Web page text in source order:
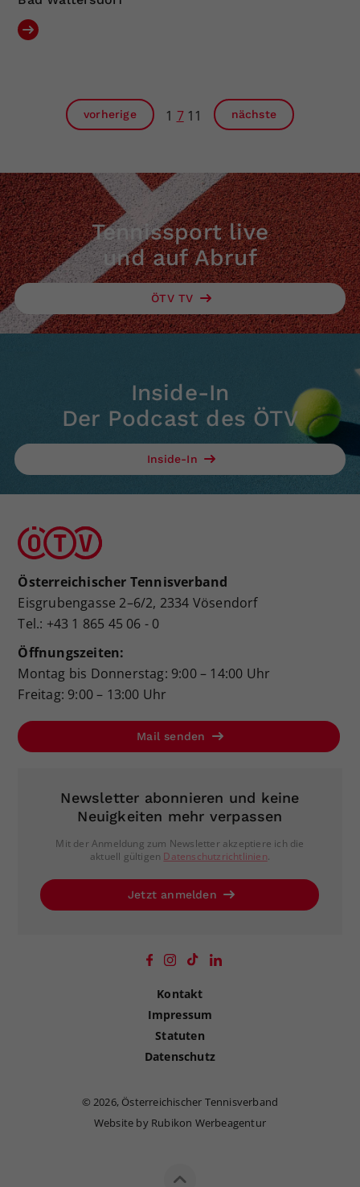
vorherige 1 7 11 nächste
Tennissport live
und auf Abruf
ÖTV TV
Inside-In
Der Podcast des ÖTV
Inside-In
Österreichischer Tennisverband
Eisgrubengasse 2–6/2, 2334 Vösendorf
Tel.: +43 1 865 45 06 - 0
Öffnungszeiten:
Montag bis Donnerstag: 9:00 – 14:00 Uhr
Freitag: 9:00 – 13:00 Uhr
Mail senden
Newsletter abonnieren und keine
Neuigkeiten mehr verpassen
Mit der Anmeldung zum Newsletter akzeptiere ich die
aktuell gültigen Datenschutzrichtlinien.
Jetzt anmelden
Kontakt
Impressum
Statuten
Datenschutz
©2026, Österreichischer Tennisverband
Website by Rubikon Werbeagentur